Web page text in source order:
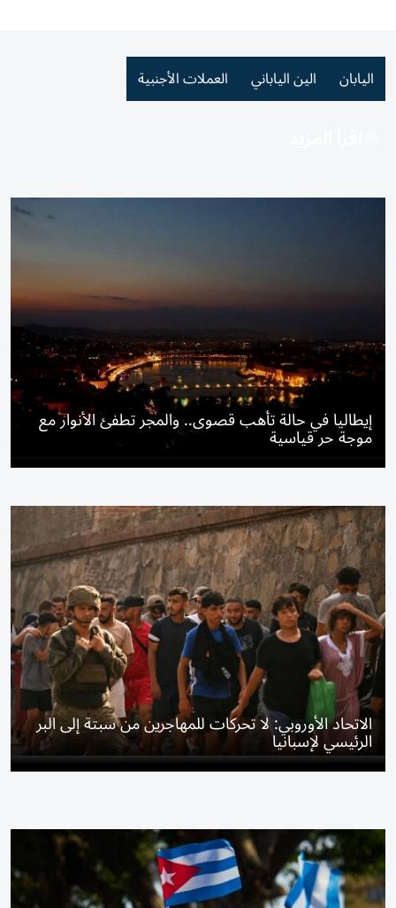
اليابان الين الياباني العملات الأجنبية
إيطاليا في حالة تأهب قصوى.. والمجر تطفئ الأنوار مع
موجة حر قياسية
الاتحاد الأوروبي: لا تحركات للمهاجرين من سبتة إلى البر
الرئيسي لإسبانيا